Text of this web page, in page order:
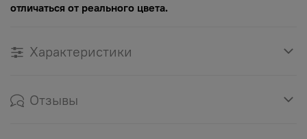
отличаться от реального цвета.
Характеристики
Отзывы